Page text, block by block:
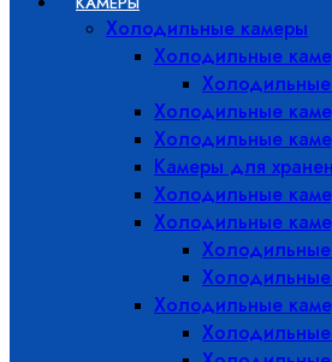
Холодильные камеры
Холодильные
Холодильные
Холодильные
Камеры для
Холодильные
Холодильные
Холодильные
Холодильные